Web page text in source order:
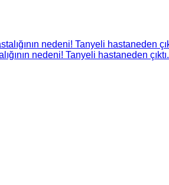
nedeni! Tanyeli hastaneden